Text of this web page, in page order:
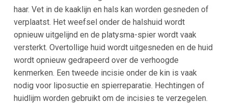
haar. Vet in de kaaklijn en hals kan worden gesneden of
verplaatst. Het weefsel onder de halshuid wordt
opnieuw uitgelijnd en de platysma-spier wordt vaak
versterkt. Overtollige huid wordt uitgesneden en de huid
wordt opnieuw gedrapeerd over de verhoogde
kenmerken. Een tweede incisie onder de kin is vaak
nodig voor liposuctie en spierreparatie. Hechtingen of
huidlijm worden gebruikt om de incisies te verzegelen.